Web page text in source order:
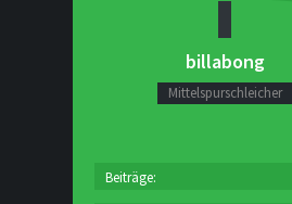
billabong
Mittelspurschleicher
Beiträge